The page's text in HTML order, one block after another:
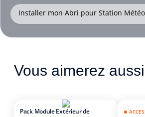
Installer mon Abri pour Station
Vous aimerez aussi
Pack Module Extérieur de